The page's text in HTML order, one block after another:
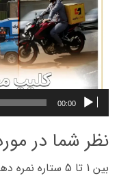
00:00
نظر شما در
بین 1 تا 5 ستاره نمره دهید